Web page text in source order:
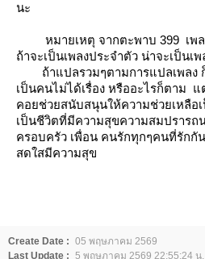
นะ
หมายเหตุ จากตะพาบ 399 เพลง
ถ้าจะเป็นเพลงประจำตัว น่าจะเป็นเพ
ถ้าแปลรวมๆตามการแปลเพลง
เป็นคนไม่ได้เรื่อง หรืออะไรก็ตาม
คอยช่วยสนับสนุนให้ความช่วยเหลือเ
เป็นชีวิตที่มีความสุขความสมปราร
ครอบครัว เพื่อน คนรักทุกๆคนที่รักกั
สดใสมีความสุข
Create Date : 05 พฤษภาคม 2569
Last Update : 5 พฤษภาคม 2569 22:55:24 น.